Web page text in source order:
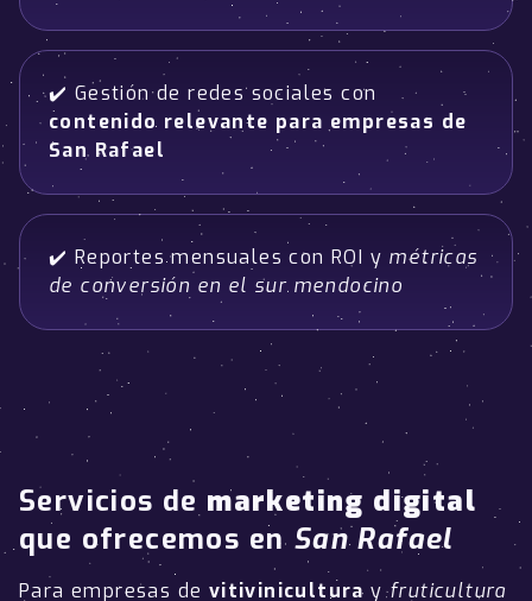
✔️ Gestión de redes sociales con
contenido relevante para empresas de
San Rafael
✔️ Reportes mensuales con ROI y métricas
de conversión en el sur mendocino
Servicios de marketing digital
que ofrecemos en San Rafael
Para empresas de vitivinicultura yfruticultura